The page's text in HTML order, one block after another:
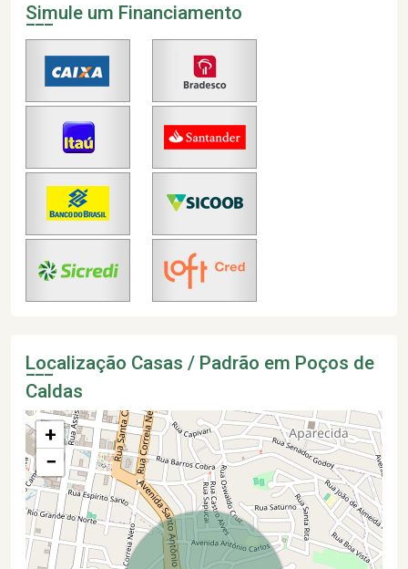
Simule um Financiamento
Localização Casas / Padrão em Poços de
Caldas
+
−